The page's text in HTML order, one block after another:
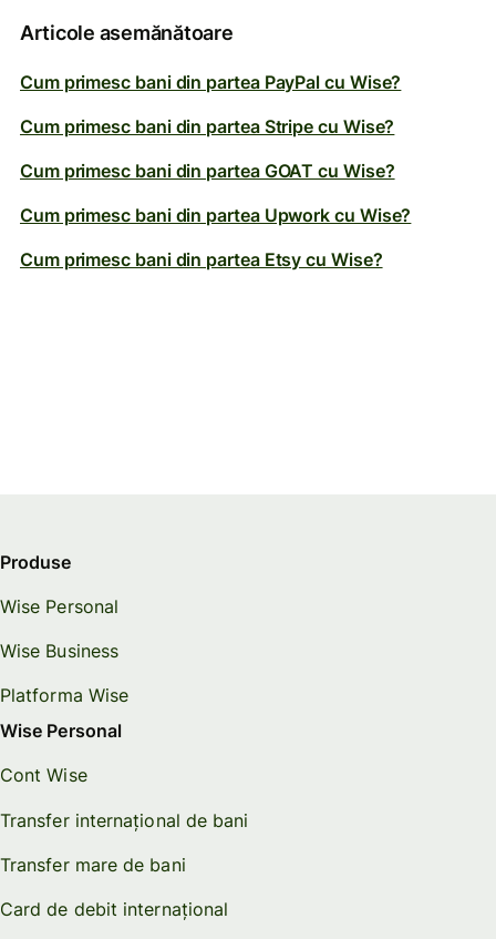
Articole asemănătoare
Cum primesc bani din partea PayPal cu Wise?
Cum primesc bani din partea Stripe cu Wise?
Cum primesc bani din partea GOAT cu Wise?
Cum primesc bani din partea Upwork cu Wise?
Cum primesc bani din partea Etsy cu Wise?
Produse
Wise Personal
Wise Business
Platforma Wise
Wise Personal
Cont Wise
Transfer internațional de bani
Transfer mare de bani
Card de debit internațional